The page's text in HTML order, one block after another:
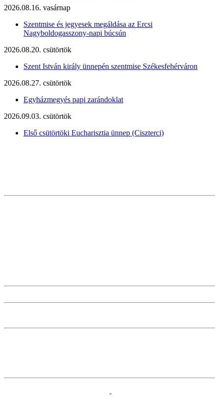
2026.08.16. vasárnap
Szentmise és jegyesek megáldása az Ercsi
Nagyboldogasszony-napi búcsún
2026.08.20. csütörtök
Szent István király ünnepén szentmise Székesfehérváron
2026.08.27. csütörtök
Egyházmegyés papi zarándoklat
2026.09.03. csütörtök
Első csütörtöki Eucharisztia ünnep (Ciszterci)